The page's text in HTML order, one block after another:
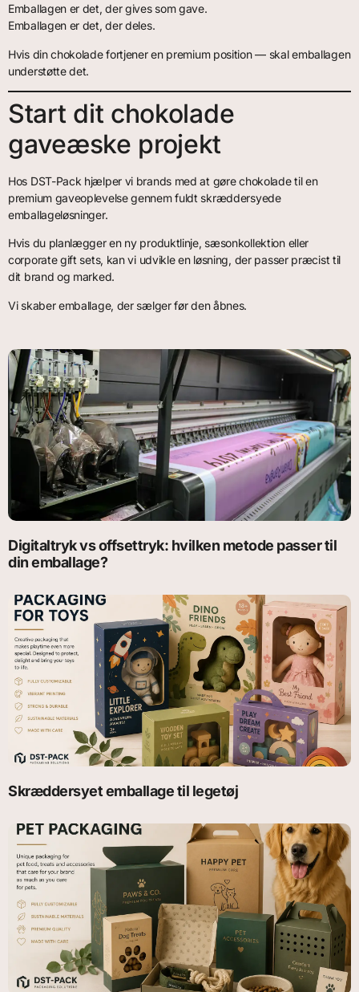
Emballagen er det, der gives som gave.
Emballagen er det, der deles.
Hvis din chokolade fortjener en premium position — skal emballagen
understøtte det.
Start dit chokolade
gaveæske projekt
Hos DST-Pack hjælper vi brands med at gøre chokolade til en
premium gaveoplevelse gennem fuldt skræddersyede
emballageløsninger.
Hvis du planlægger en ny produktlinje, sæsonkollektion eller
corporate gift sets, kan vi udvikle en løsning, der passer præcist til
dit brand og marked.
Vi skaber emballage, der sælger før den åbnes.
Digitaltryk vs offsettryk: hvilken metode passer til
din emballage?
Skræddersyet emballage til legetøj